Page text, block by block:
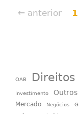
← anterior 1
OAB Direitos
Investimento Outros
Mercado Negócios